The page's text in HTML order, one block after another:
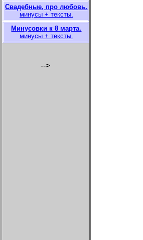
Свадебные, про любовь.
минусы + тексты.
Минусовки к 8 марта.
минусы + тексты.
-->